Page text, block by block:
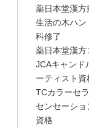
薬日本堂漢方
生活の木ハ
科修了
薬日本堂漢方
JCAキャンド
ーティスト資
TCカラーセ
センセーシ
資格